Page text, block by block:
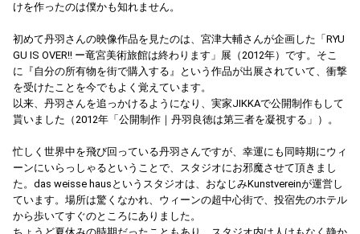
けを作ったのは僕かも知れません。
初めて丹羽さんの映像作品を見たのは、宮津大輔さんが企画した「RYU
GU IS OVER!! ー竜宮美術旅館は終わります」展（2012年）です。そこ
に『自分の所有物を街で購入する』という作品が出展されていて、衝撃
を受けたことを今でもよく覚えています。
以来、丹羽さんを追っかけるようになり、実家JIKKAで公開制作もして
貰いました（2012年「公開制作｜丹羽良徳は第三者を凝視する」）。
忙しく世界中を飛び回っている丹羽さんですが、幸運にも同時期にウィ
ーンにいらっしゃるということで、スタジオにお邪魔させて頂きまし
た。das weisse hausというスタジオは、おなじみKunstvereinが運営し
ています。場所は驚くなかれ、ウィーンの超中心街で、投宿先のホテル
から歩いてすぐのところにありました。